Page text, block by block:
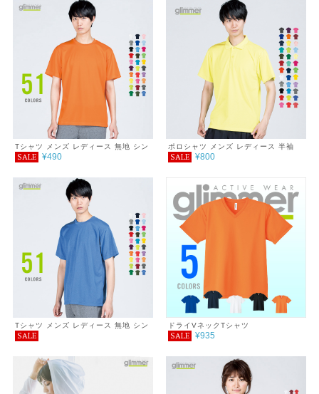
Tシャツ メンズ レディース 無地 シン
プル 薄手 涼しい 吸汗速乾 UVカット
ツ カラー 紫外線対策 服 春 夏 ゆった
り 体型カバー コンパクト アウトドア
スポーツ ランニング マラソン 運動会
ジム ウォーキング SALE ％OFF
SALE ¥490
ポロシャツ メンズ レディース 半袖
4.4オンス ドライポロシャツ
SALE ¥800
Tシャツ メンズ レディース 無地 シン
プル 薄手 涼しい 吸汗速乾 UVカット
ツ カラー 紫外線対策 服 春 夏 ゆった
り 体型カバー コンパクト アウトドア
スポーツ ランニング マラソン 運動会
ジム ウォーキング SALE ％OFF ミッ
SALE
ドライVネックTシャツ
SALE ¥935